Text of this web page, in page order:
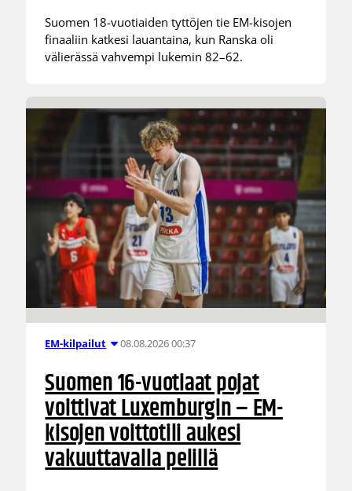
Suomen 18-vuotiaiden tyttöjen tie EM-kisojen
finaaliin katkesi lauantaina, kun Ranska oli
välierässä vahvempi lukemin 82–62.
EM-kilpailut 08.08.2026 00:37
Suomen 16-vuotiaat pojat
voittivat Luxemburgin – EM-
kisojen voittotili aukesi
vakuuttavalla pelillä